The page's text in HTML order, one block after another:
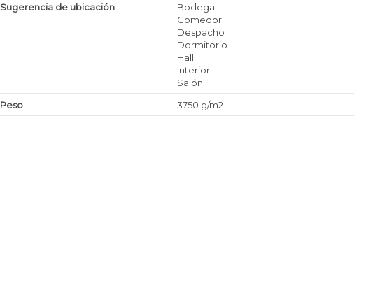
Sugerencia de ubicación
Bodega
Comedor
Despacho
Dormitorio
Hall
Interior
Salón
Peso
3750 g/m2